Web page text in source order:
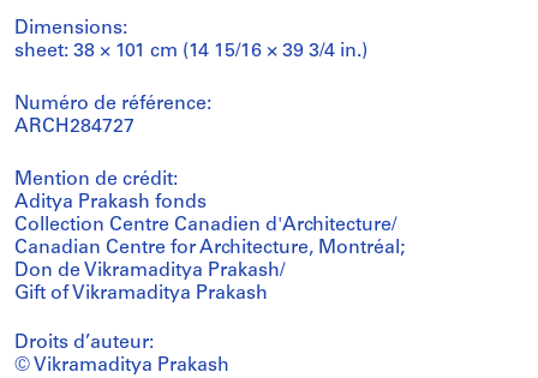
Dimensions:
sheet: 38 × 101 cm (14 15/16 × 39 3/4 in.)
Numéro de référence:
ARCH284727
Mention de crédit:
Aditya Prakash fonds
Collection Centre Canadien d'Architecture/
Canadian Centre for Architecture, Montréal;
Don de Vikramaditya Prakash/
Gift of Vikramaditya Prakash
Droits d’auteur:
© Vikramaditya Prakash